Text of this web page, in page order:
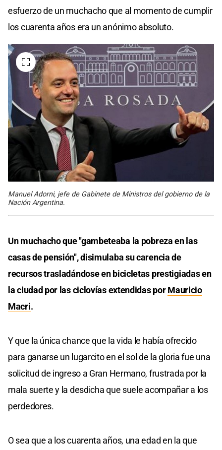
esfuerzo de un muchacho que al momento de cumplir
los cuarenta años era un anónimo absoluto.
Manuel Adorni, jefe de Gabinete de Ministros del gobierno de la
Nación Argentina.
Un muchacho que "gambeteaba la pobreza en las
casas de pensión", disimulaba su carencia de
recursos trasladándose en bicicletas prestigiadas en
la ciudad por las ciclovías extendidas porMauricio
Macri.
Y que la única chance que la vida le había ofrecido
para ganarse un lugarcito en el sol de la gloria fue una
solicitud de ingreso a Gran Hermano, frustrada por la
mala suerte y la desdicha que suele acompañar a los
perdedores.
O sea que a los cuarenta años, una edad en la que